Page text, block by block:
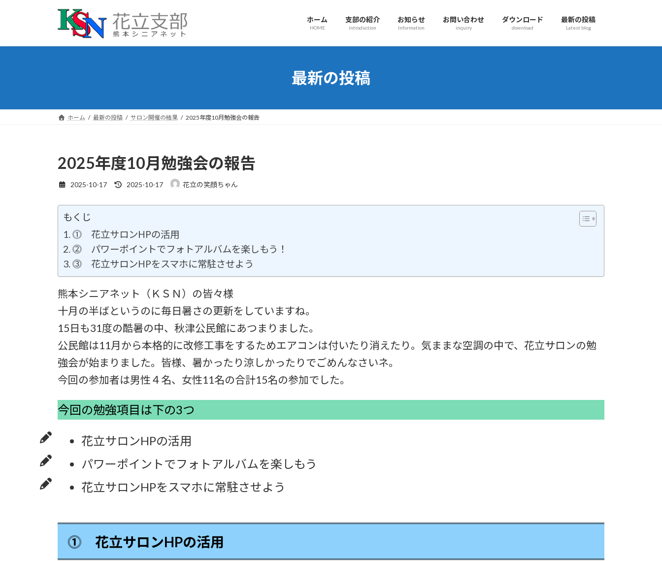
プ
動
ホーム
HOME
支部の紹介
introduction
お知らせ
Information
お問い合わせ
inquiry
ダウンロード
download
最新の投稿
Latest blog
最新の投稿
ホーム 最新の投稿 サロン開催の結果 2025年度10月勉強会の報告
2025年度10月勉強会の報告
2025-10-17
最
時
:
2025-10-17 花立の笑顔ちゃん
もくじ
⓵ 花立サロンHPの活用
⓶ パワーポイントでフォトアルバムを楽しもう！
⓷ 花立サロンHPをスマホに常駐させよう
熊本シニアネット（ＫＳＮ）の皆々様
十月の半ばというのに毎日暑さの更新をしていますね。
15日も31度の酷暑の中、秋津公民館にあつまりました。
公民館は11月から本格的に改修工事をするためエアコンは付いたり消えたり。気ままな空調の中で、花立サロンの勉
強会が始まりました。皆様、暑かったり涼しかったりでごめんなさいネ。
今回の参加者は男性４名、女性11名の合計15名の参加でした。
今回の勉強項目は下の3つ
花立サロンHPの活用
パワーポイントでフォトアルバムを楽しもう
花立サロンHPをスマホに常駐させよう
⓵ 花立サロンHPの活用